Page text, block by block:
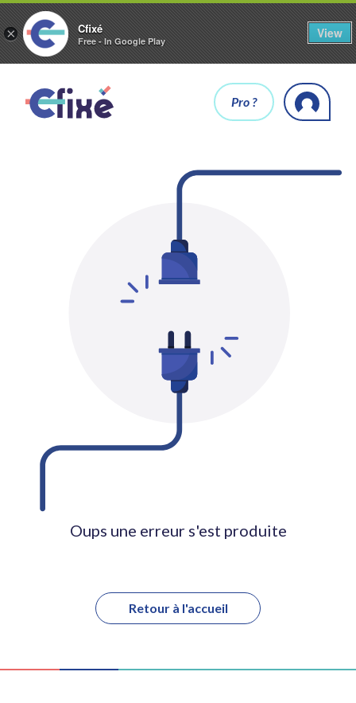
× Cfixé
Free - In Google Play
View
Pro ?
Oups une erreur s'est produite
Retour à l'accueil